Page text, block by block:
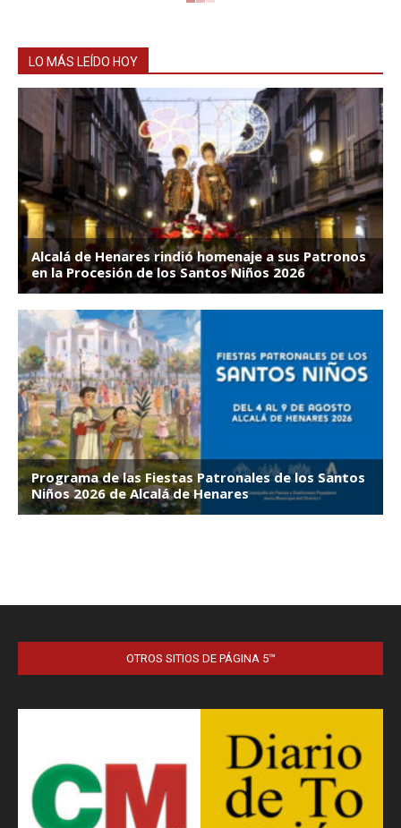
LO MÁS LEÍDO HOY
OTROS SITIOS DE PÁGINA 5™